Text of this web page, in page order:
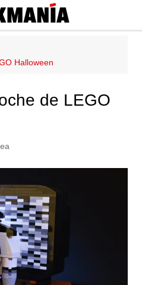
LEGO: Star
Friends, Technic,
Halloween
de LEGO